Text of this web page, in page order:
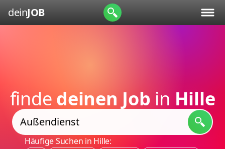
deinJOB
finde deinen Job in Hille
Häufige Suchen in Hille: